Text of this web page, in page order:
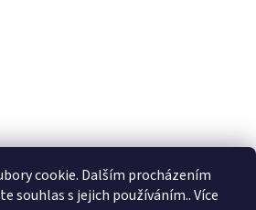
cookie. Dalším procházením
souhlas s jejich používáním.. Více
údajů